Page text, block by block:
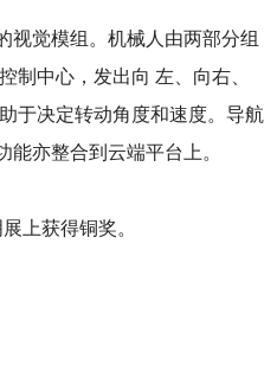
视觉模组。机械人由两部分组
制中心，发出向 左、向右、
于决定转动角度和速度。导航
亦整合到云端平台上。
上获得铜奖。